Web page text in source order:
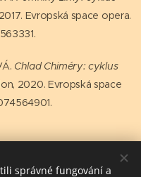
Evropská space opera.
Chlad Chiméry: cyklus
2020. Evropská space
správné fungování a